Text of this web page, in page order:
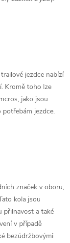
jezdce nabízí
Kromě toho lze
jako jsou
jezdce.
značek v oboru,
kola jsou
přilnavost a také
v případě
bezúdržbovými